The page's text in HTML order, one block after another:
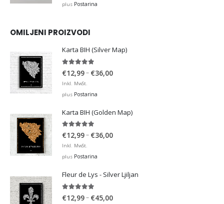
plus Postarina
OMILJENI PROIZVODI
Karta BIH (Silver Map)
€12,99– €36,00Price
€36,00
Inkl. MwSt.
plus Postarina
Karta BIH (Golden Map)
4.93out of 5
€12,99– €36,00Price
€36,00
Inkl. MwSt.
plus Postarina
Fleur de Lys - Silver Ljiljan
€12,99– €45,00Price